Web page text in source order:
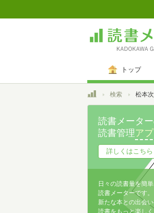
トップ
トップ検索 松本
読書メータ
読書管理ア
詳しくはこちら
日々の読書量を簡
読書メーターです。
新たな本との出会
読書をもっと楽しく